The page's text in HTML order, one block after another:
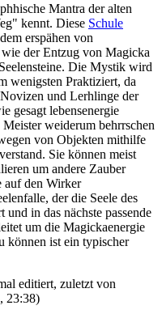
Mantra der alten
kennt. Diese Schule
erspähen von
der Entzug von Magicka
Die Mystik wird
wenigsten Praktiziert, da
und Lerhlinge der
gesagt lebensenergie
weiderum behrrschen
von Objekten mithilfe
Sie können meist
um andere Zauber
auf den Wirker
der die Seele des
in das nächste passende
um die Magickaenergie
können ist ein typischer
editiert, zuletzt von
23:38)